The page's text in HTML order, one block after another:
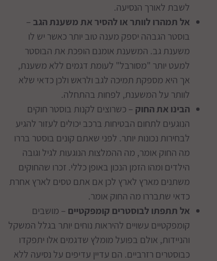
לשבת לאורך הנסיעה.
אל תמהרו לוותר או להסיר את משענת הגב –
בוסטר הגבהה יספק מענה טוב יותר כאשר יש לו
משענת גב. המשענת אומנם הופכת את הבוסטר
למעט יותר "מסורבל" לעומת דגמים ללא משענת,
אך היא מספקת תמיכה לגב ולראש ולכן כדאי שלא
לוותר על המשענת, לפחות בהתחלה.
הבינו את החוק – כשרוצים לקנות בוסטר חוקים
הנוגעים לתחום הבטיחות ברכב יכולים לעזור להגיע
לבחירות נכונות יותר. לפני שאתם קונים בוסטר בררו
מה החוק אומר, מה ההמלצות הנוגעות לגיל וגובה
הילדים ומהו הזמן הנכון באופן כללי. זכרו שהחוקים
משתנים מארץ לארץ לכן אם אתם טסים לארץ אחרת
כדאי שתבררו מה החוק אומר.
אל תתפתו לבוסטרים קומפקטיים – מושבים
קומפקטיים עשויים להיראות נוחים יותר בגלל המשקל
והניידות, אולם בפועל מומלץ שדגמים אלו יתפקדו
כבוסטרים רזרביים. הם עדיין עדיפים על נסיעה ללא